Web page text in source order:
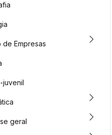
de Empresas
juvenil
geral